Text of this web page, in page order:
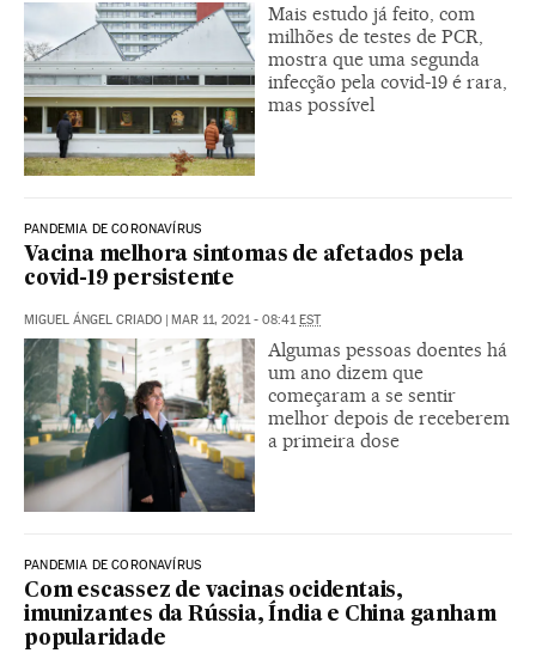
Mais estudo já feito, com
milhões de testes de PCR,
mostra que uma segunda
infecção pela covid-19 é rara,
mas possível
PANDEMIA DE CORONAVÍRUS
Vacina melhora sintomas de afetados pela
covid-19 persistente
MIGUEL ÁNGEL CRIADO | MAR 11, 2021 - 08:41EST
Algumas pessoas doentes há
um ano dizem que
começaram a se sentir
melhor depois de receberem
a primeira dose
PANDEMIA DE CORONAVÍRUS
Com escassez de vacinas ocidentais,
imunizantes da Rússia, Índia e China ganham
popularidade